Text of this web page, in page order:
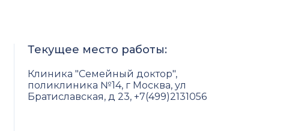
Текущее место работы:
Клиника "Семейный доктор",
поликлиника №14, г Москва, ул
Братиславская, д 23, +7(499)2131056